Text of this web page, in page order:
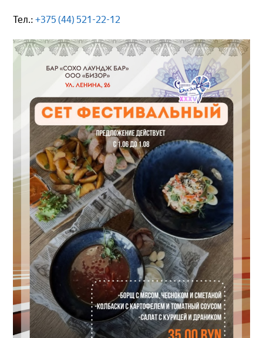
Тел.:+375 (44) 521-22-12